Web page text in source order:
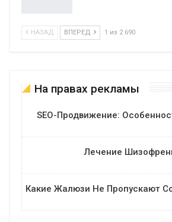
НАЗАД ВПЕРЕД 1 из 2 690
На правах рекламы
SEO-Продвижение:
Лечение
Какие Жалюзи Не Пропускают